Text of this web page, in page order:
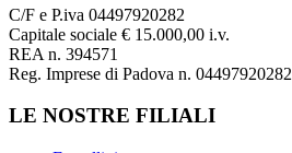
C/F e P.iva 04497920282
Capitale sociale € 15.000,00 i.v.
REA n. 394571
Reg. Imprese di Padova n. 04497920282
LE NOSTRE FILIALI